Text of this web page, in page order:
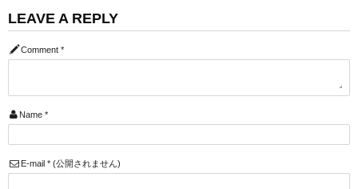
LEAVE A REPLY
Comment *
Name *
E-mail *(公開されません)